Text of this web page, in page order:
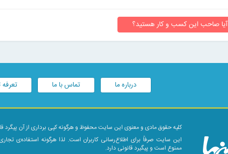
آیا صاحب این کسب و کار هستید؟
درباره ما تماس با ما تعرفه
کلیه حقوق مادی و معنوی این سایت محفوظ و هرگونه کپی برداری از آن پیگرد
این سایت صرفاً برای اطلاع‌رسانی کاربران است. لذا هرگونه استفاده‌ی
ممنوع است و پیگیرد قانونی دارد.